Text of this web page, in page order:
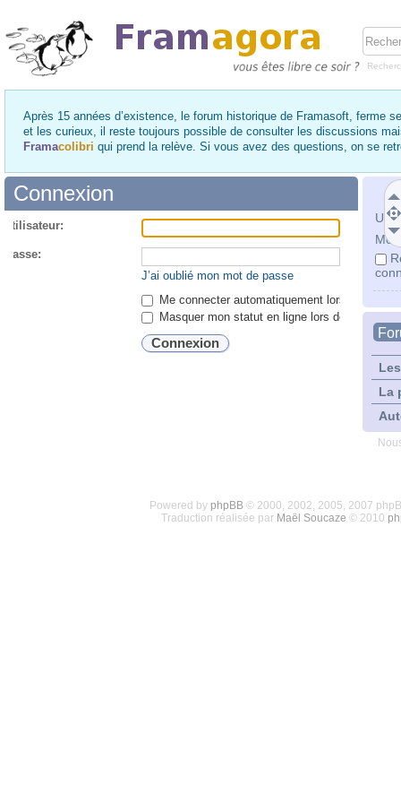
Après 15 années d’existence, le forum historique de Framasoft, ferme
et les curieux, il reste toujours possible de consulter les discussions
Framacolibri qui prend la relève. Si vous avez des questions, on se
Mot
La
Connexion
passe:
J’ai oublié mon mot de passe
Me connecter automatiquement lors de
Masquer mon statut en ligne lors de cette
Powered by phpBB© 2000, 2002, 2005, 2007
Traduction réalisée par Maël Soucaze © 2010